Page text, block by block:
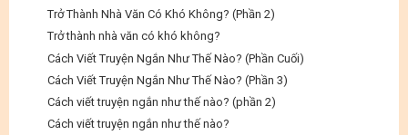
Trở Thành Nhà Văn Có Khó Không? (Phần 2)
Trở thành nhà văn có khó không?
Cách Viết Truyện Ngắn Như Thế Nào? (Phần Cuối)
Cách Viết Truyện Ngắn Như Thế Nào? (Phần 3)
Cách viết truyện ngắn như thế nào? (phần 2)
Cách viết truyện ngắn như thế nào?